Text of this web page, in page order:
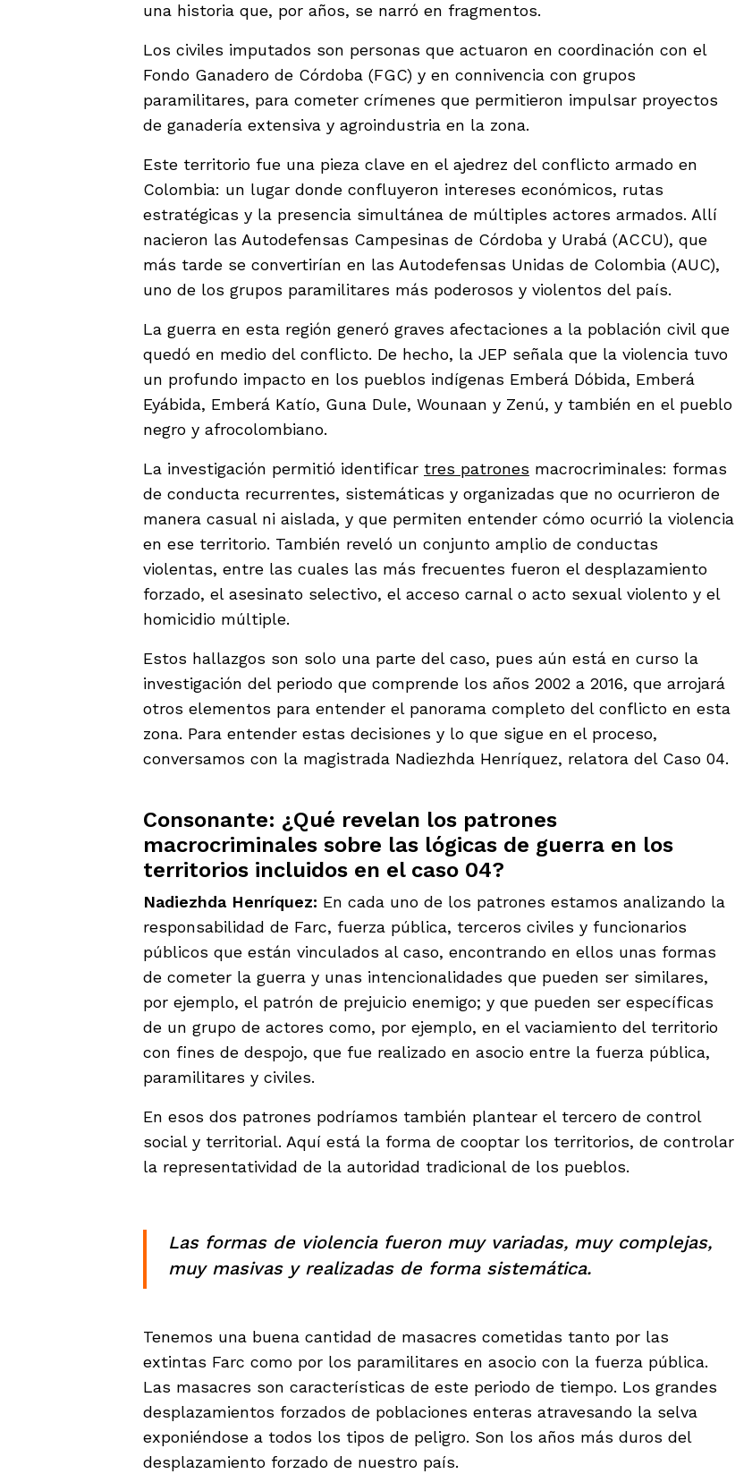
una historia que, por años, se narró en fragmentos.
Los civiles imputados son personas que actuaron en coordinación con el
Fondo Ganadero de Córdoba (FGC) y en connivencia con grupos
paramilitares, para cometer crímenes que permitieron impulsar proyectos
de ganadería extensiva y agroindustria en la zona.
Este territorio fue una pieza clave en el ajedrez del conflicto armado en
Colombia: un lugar donde confluyeron intereses económicos, rutas
estratégicas y la presencia simultánea de múltiples actores armados. Allí
nacieron las Autodefensas Campesinas de Córdoba y Urabá (ACCU), que
más tarde se convertirían en las Autodefensas Unidas de Colombia (AUC),
uno de los grupos paramilitares más poderosos y violentos del país.
La guerra en esta región generó graves afectaciones a la población civil que
quedó en medio del conflicto. De hecho, la JEP señala que la violencia tuvo
un profundo impacto en los pueblos indígenas Emberá Dóbida, Emberá
Eyábida, Emberá Katío, Guna Dule, Wounaan y Zenú, y también en el pueblo
negro y afrocolombiano.
La investigación permitió identificar tres patrones macrocriminales: formas
de conducta recurrentes, sistemáticas y organizadas que no ocurrieron de
manera casual ni aislada, y que permiten entender cómo ocurrió la violencia
en ese territorio. También reveló un conjunto amplio de conductas
violentas, entre las cuales las más frecuentes fueron el desplazamiento
forzado, el asesinato selectivo, el acceso carnal o acto sexual violento y el
homicidio múltiple.
Estos hallazgos son solo una parte del caso, pues aún está en curso la
investigación del periodo que comprende los años 2002 a 2016, que arrojará
otros elementos para entender el panorama completo del conflicto en esta
zona. Para entender estas decisiones y lo que sigue en el proceso,
conversamos con la magistrada Nadiezhda Henríquez, relatora del Caso 04.
Consonante: ¿Qué revelan los patrones
macrocriminales sobre las lógicas de guerra en los
territorios incluidos en el caso 04?
Nadiezhda Henríquez: En cada uno de los patrones estamos analizando la
responsabilidad de Farc, fuerza pública, terceros civiles y funcionarios
públicos que están vinculados al caso, encontrando en ellos unas formas
de cometer la guerra y unas intencionalidades que pueden ser similares,
por ejemplo, el patrón de prejuicio enemigo; y que pueden ser específicas
de un grupo de actores como, por ejemplo, en el vaciamiento del territorio
con fines de despojo, que fue realizado en asocio entre la fuerza pública,
paramilitares y civiles.
En esos dos patrones podríamos también plantear el tercero de control
social y territorial. Aquí está la forma de cooptar los territorios, de controlar
la representatividad de la autoridad tradicional de los pueblos.
Las formas de violencia fueron muy variadas, muy complejas,
muy masivas y realizadas de forma sistemática.
Tenemos una buena cantidad de masacres cometidas tanto por las
extintas Farc como por los paramilitares en asocio con la fuerza pública.
Las masacres son características de este periodo de tiempo. Los grandes
desplazamientos forzados de poblaciones enteras atravesando la selva
exponiéndose a todos los tipos de peligro. Son los años más duros del
desplazamiento forzado de nuestro país.